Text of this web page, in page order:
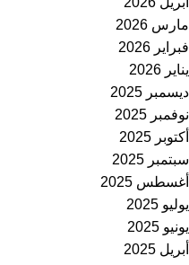
مارس 2026
فبراير 2026
يناير 2026
ديسمبر 2025
نوفمبر 2025
أكتوبر 2025
سبتمبر 2025
أغسطس 2025
يوليو 2025
يونيو 2025
أبريل 2025